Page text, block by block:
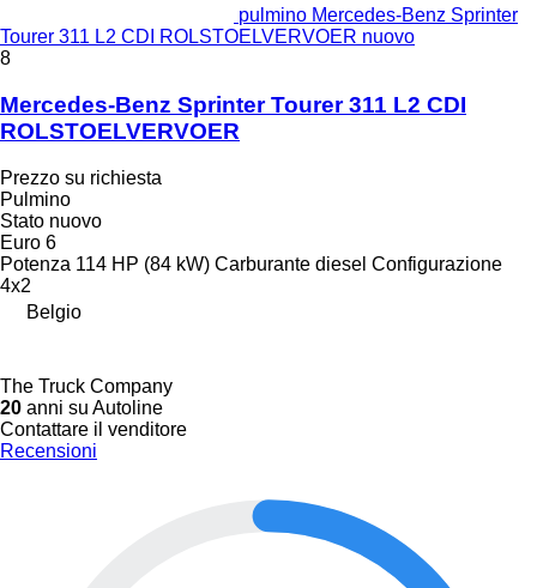
pulmino Mercedes-Benz Sprinter
Tourer 311 L2 CDI ROLSTOELVERVOER nuovo
8
Mercedes-Benz Sprinter Tourer 311 L2 CDI
ROLSTOELVERVOER
Prezzo su richiesta
Pulmino
Stato nuovo
Euro 6
Potenza 114 HP (84 kW) Carburante diesel Configurazione
4x2
Belgio
The Truck Company
20 anni su Autoline
Contattare il venditore
Recensioni